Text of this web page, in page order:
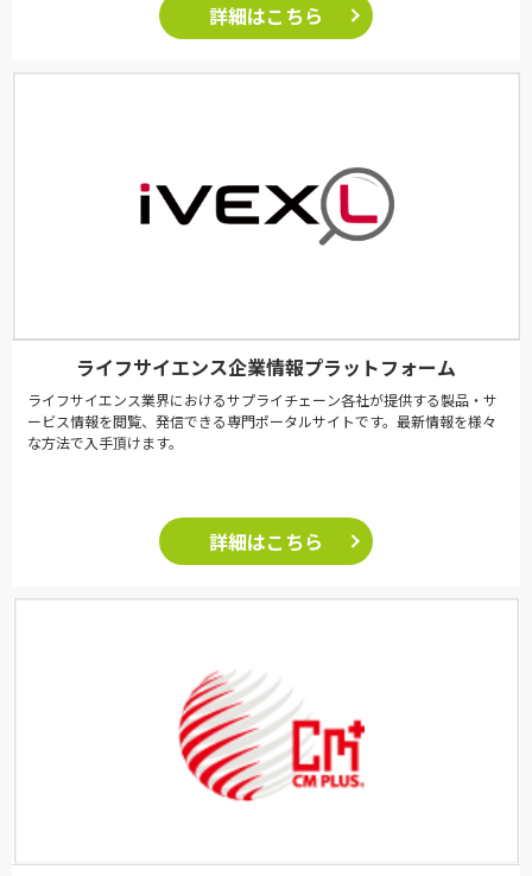
詳細はこちら
ライフサイエンス企業情報プラットフォーム
ライフサイエンス業界におけるサプライチェーン各社が提供する製品・サ
ービス情報を閲覧、発信できる専門ポータルサイトです。最新情報を様々
な方法で入手頂けます。
詳細はこちら